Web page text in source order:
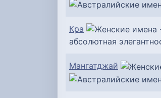
Кра
абсолютная
Мангатджай